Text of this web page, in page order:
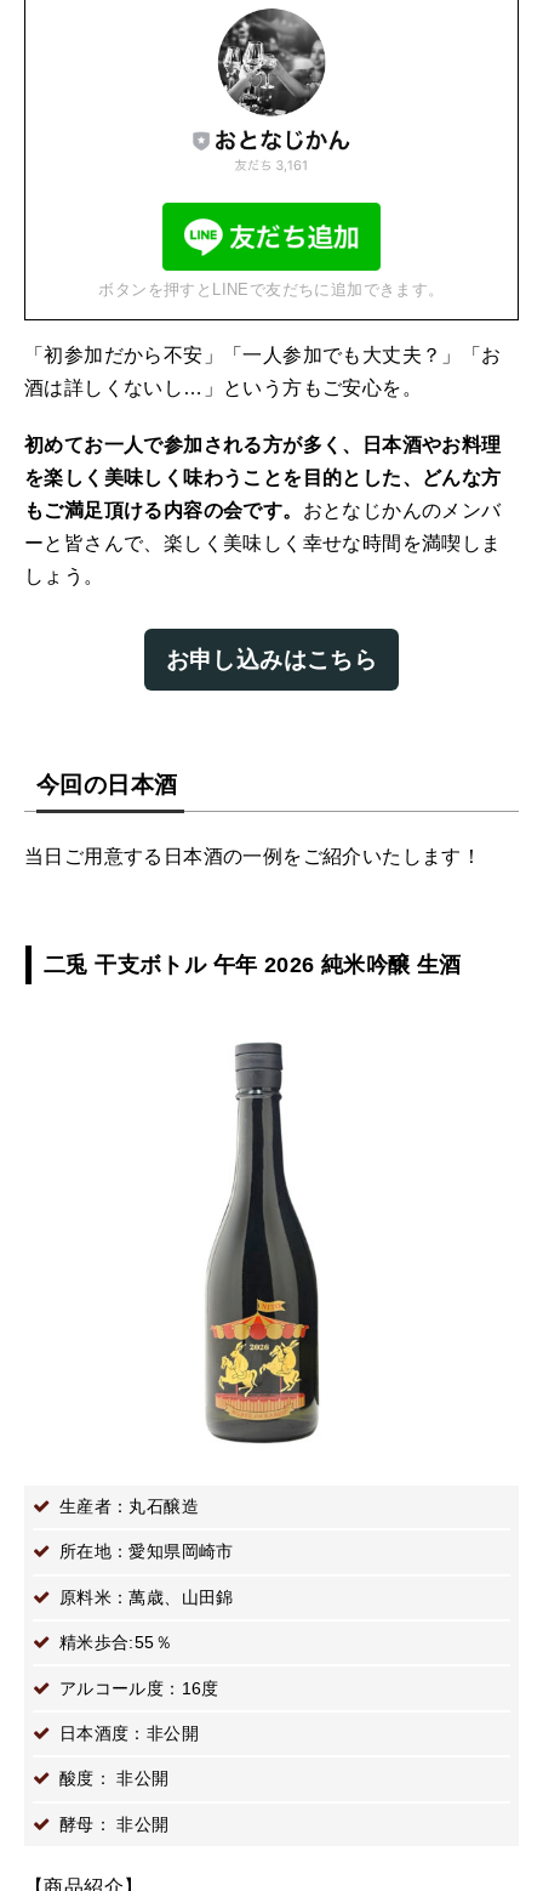
ボタンを押すとLINEで友だちに追加できます。
「初参加だから不安」「一人参加でも大丈夫？」「お
酒は詳しくないし…」という方もご安心を。
初めてお一人で参加される方が多く、日本酒やお料理
を楽しく美味しく味わうことを目的とした、どんな方
もご満足頂ける内容の会です。 おとなじかんのメンバ
ーと皆さんで、楽しく美味しく幸せな時間を満喫しま
しょう。
お申し込みはこちら
今回の日本酒
当日ご用意する日本酒の一例をご紹介いたします！
二兎 干支ボトル 午年 2026 純米吟醸 生酒
生産者：丸石醸造
所在地：愛知県岡崎市
原料米：萬歳、山田錦
精米歩合:55％
アルコール度：16度
日本酒度：非公開
酸度： 非公開
酵母： 非公開
【商品紹介】